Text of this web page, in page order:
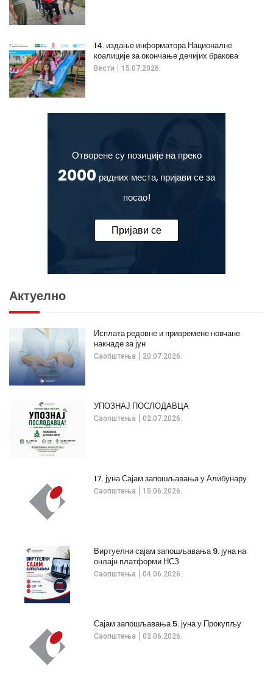
Вести 15.07.2026.
14. издање информатора Националне
коалиције за окончање дечијих бракова
Отворене су позиције на преко
2000 радних места, пријави се за
посао!
Пријави се
Актуелно
Саопштења 20.07.2026.
Исплата редовне и привремене новчане
накнаде за јун
Саопштења 02.07.2026.
УПОЗНАЈ ПОСЛОДАВЦА
Саопштења 15.06.2026.
17. јуна Сајам запошљавања у Алибунару
Саопштења 04.06.2026.
Виртуелни сајам запошљавања 9. јуна на
онлајн платформи НСЗ
Саопштења 02.06.2026.
Сајам запошљавања 5. јуна у Прокупљу